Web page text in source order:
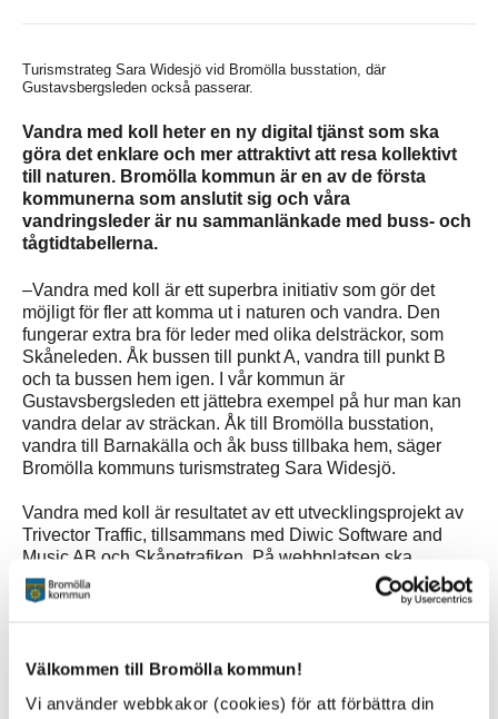
Välkommen till Bromölla kommun!
Vi använder webbkakor (cookies) för att förbättra din
Turismstrateg Sara Widesjö vid Bromölla busstation, där
Gustavsbergsleden också passerar.
Vandra med koll heter en ny digital tjänst som ska
göra det enklare och mer attraktivt att resa kollektivt
till naturen. Bromölla kommun är en av de första
kommunerna som anslutit sig och våra
vandringsleder är nu sammanlänkade med buss- och
tågtidtabellerna.
–Vandra med koll är ett superbra initiativ som gör det
möjligt för fler att komma ut i naturen och vandra. Den
fungerar extra bra för leder med olika delsträckor, som
Skåneleden. Åk bussen till punkt A, vandra till punkt B
och ta bussen hem igen. I vår kommun är
Gustavsbergsleden ett jättebra exempel på hur man kan
vandra delar av sträckan. Åk till Bromölla busstation,
vandra till Barnakälla och åk buss tillbaka hem, säger
Bromölla kommuns turismstrateg Sara Widesjö.
Vandra med koll är resultatet av ett utvecklingsprojekt av
Trivector Traffic, tillsammans med Diwic Software and
Music AB och Skånetrafiken. På webbplatsen ska
Skånes vandringsleder kopplas ihop med
kollektivtrafikutbudet. Målet är att öka möjligheterna till
som vanligen tar bilen och grupper som idag inte har